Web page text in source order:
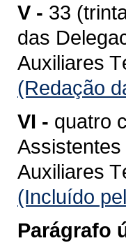
V - 33
das
Auxiliares
(Redação
VI - quatro
Auxiliares
(Incluído
Parágrafo